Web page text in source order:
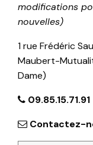
modifications
nouvelles)
1 rue Frédéric
Maubert-
Dame)
09.85.15.71.91
Contactez-